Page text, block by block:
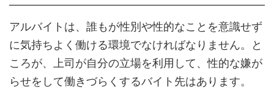
アルバイトは、誰もが性別や性的なことを意識せず
に気持ちよく働ける環境でなければなりません。と
ころが、上司が自分の立場を利用して、性的な嫌が
らせをして働きづらくするバイト先はあります。